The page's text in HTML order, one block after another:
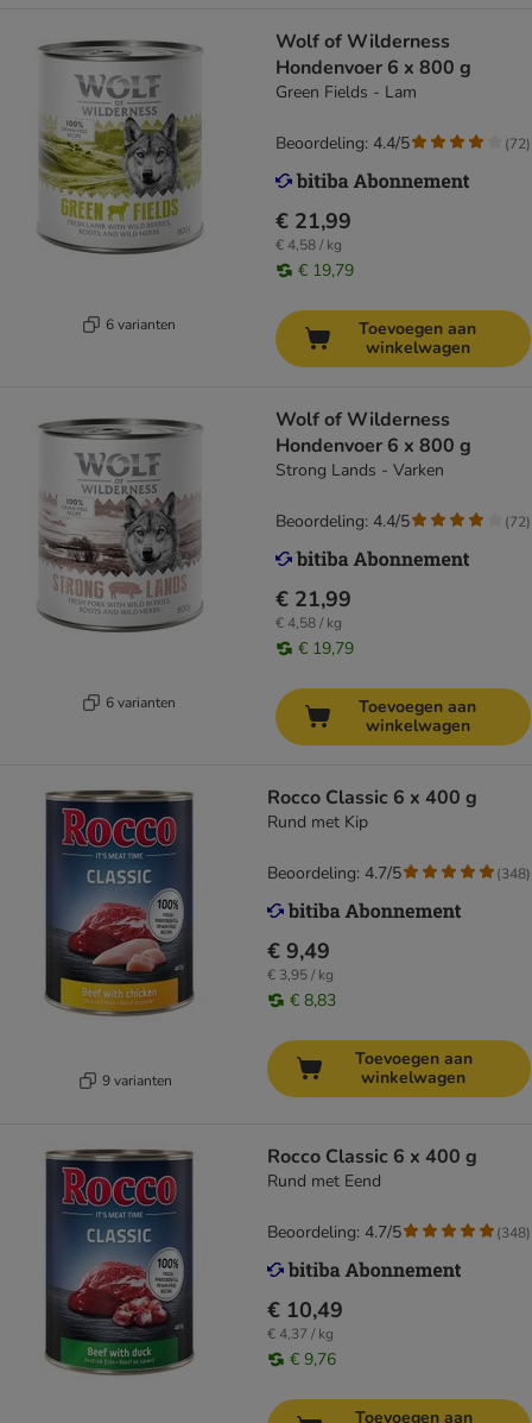
6 varianten
Wolf of Wilderness
Hondenvoer 6 x 800 g
Green Fields - Lam
€ 21,99
€ 4,58 / kg
€ 19,79
Beoordeling: 4.4/5 (72)
Toevoegen aan
winkelwagen
6 varianten
Wolf of Wilderness
Hondenvoer 6 x 800 g
Strong Lands - Varken
€ 21,99
€ 4,58 / kg
€ 19,79
Beoordeling: 4.4/5 (72)
Toevoegen aan
winkelwagen
9 varianten
Rocco Classic 6 x 400 g
Rund met Kip
€ 9,49
€ 3,95 / kg
€ 8,83
Beoordeling: 4.7/5 (348)
Toevoegen aan
winkelwagen
Rocco Classic 6 x 400 g
Rund met Eend
€ 10,49
€ 4,37 / kg
€ 9,76
Beoordeling: 4.7/5 (348)
Toevoegen aan